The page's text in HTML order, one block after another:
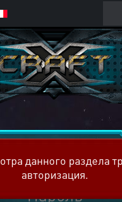
данного раздела
авторизация.